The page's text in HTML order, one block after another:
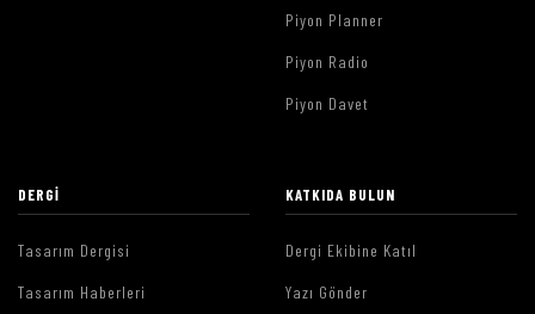
Piyon Planner
Piyon Radio
Piyon Davet
DERGI
Tasarım Dergisi
Tasarım Haberleri
KATKIDA BULUN
Dergi Ekibine Katıl
Yazı Gönder